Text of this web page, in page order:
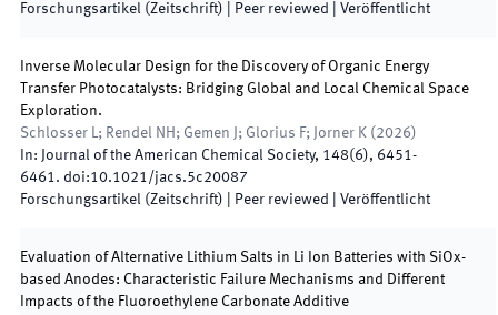
Forschungsartikel (Zeitschrift) | Peer reviewed Veröffentlicht
Inverse Molecular Design for the Discovery of Organic Energy
Transfer Photocatalysts: Bridging Global and Local Chemical Space
Exploration.
Schlosser L; Rendel NH; Gemen J; Glorius F; Jorner K ( 2026)
In: Journal of the American Chemical Society, 148(6), 6451-
6461. doi:10.1021/jacs.5c20087
Forschungsartikel (Zeitschrift) | Peer reviewed Veröffentlicht
Evaluation of Alternative Lithium Salts in Li Ion Batteries with SiOx-
based Anodes: Characteristic Failure Mechanisms and Different
Impacts of the Fluoroethylene Carbonate Additive